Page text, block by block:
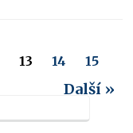
13 14 15
Další »